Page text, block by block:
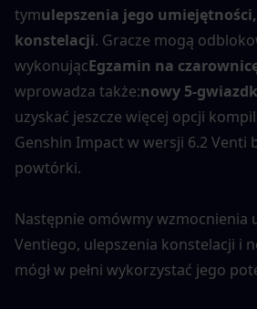
tymulepszenia jego
konstelacji. Gracze mogą
wykonującEgzamin na
wprowadza także:nowy 5-
uzyskać jeszcze więcej opcji
Genshin Impact w wersji 6.2 Venti
powtórki.
Następnie omówmy wzmocnienia
Ventiego, ulepszenia konstelacji i
mógł w pełni wykorzystać jego